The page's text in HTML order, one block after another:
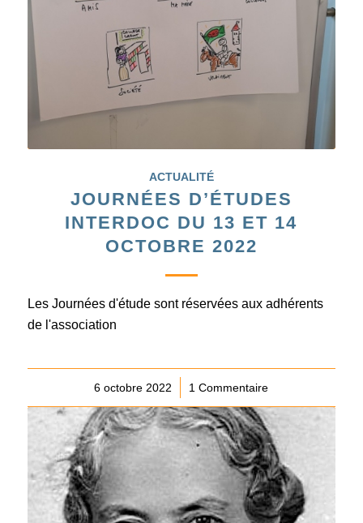
ACTUALITÉ
JOURNÉES D’ÉTUDES
INTERDOC DU 13 ET 14
OCTOBRE 2022
Les Journées d'étude sont réservées aux adhérents
de l'association
6 octobre 2022
/ 1 Commentaire